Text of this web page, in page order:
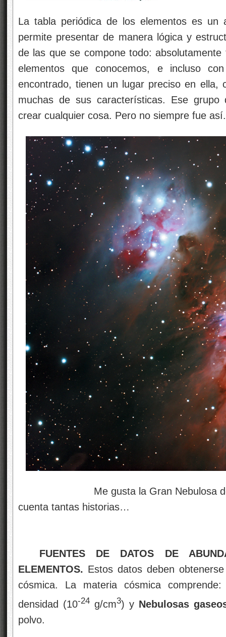
La tabla periódica de los elementos es un
permite presentar de manera lógica y
de las que se compone todo:
elementos que conocemos, e incluso
encontrado, tienen un lugar preciso en ella,
muchas de sus características. Ese grupo
crear cualquier cosa. Pero no siempre fue así.
Me gusta la Gran Nebulosa de
cuenta tantas historias…
FUENTES DE DATOS DE
ELEMENTOS. Estos datos deben
cósmica. La materia cósmica comprende:
densidad (10-24 g/cm3) y Nebulosas
polvo.